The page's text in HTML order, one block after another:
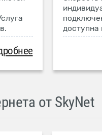
доступна
от SkyNet